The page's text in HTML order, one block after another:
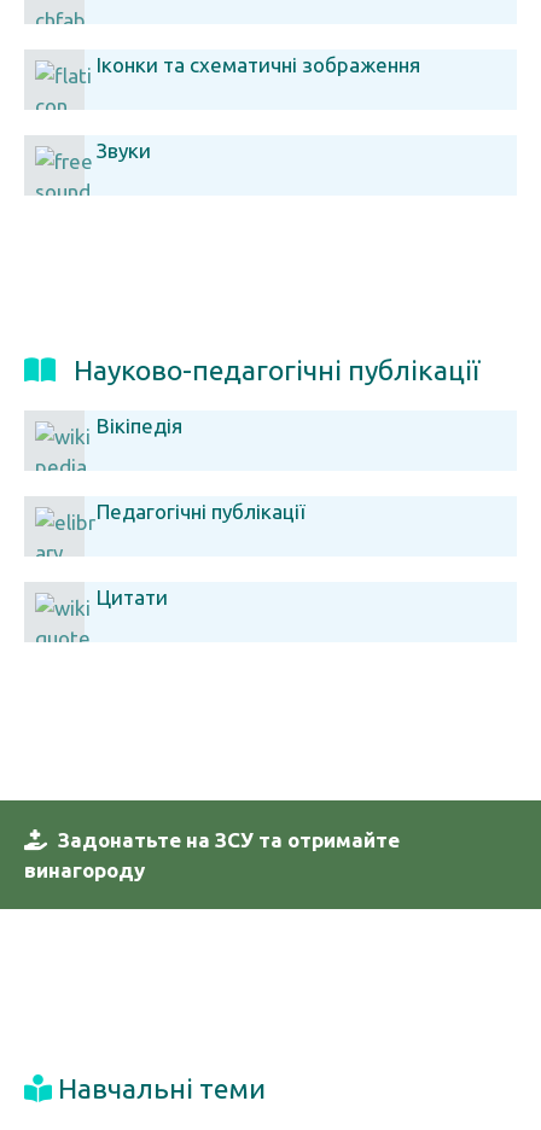
Іконки та схематичні зображення
Звуки
Науково-педагогічні публікації
Вікіпедія
Педагогічні публікації
Цитати
Задонатьте на ЗСУ та отримайте
винагороду
Навчальні теми